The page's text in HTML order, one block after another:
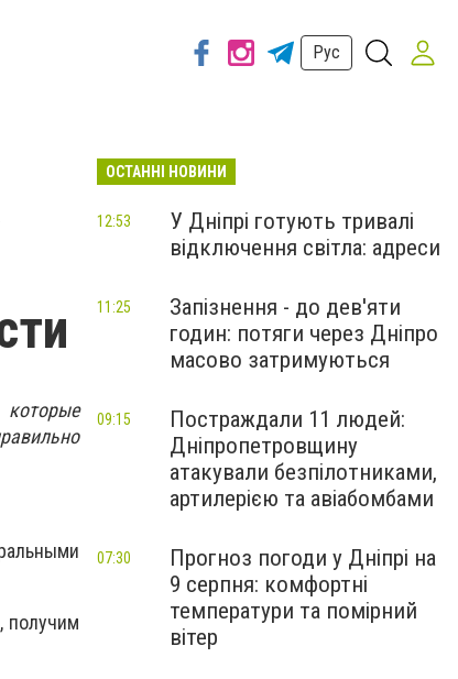
Рус
которые
получим
ОСТАННІ НОВИНИ
У Дніпрі готують тривалі
відключення світла: адреси
12:53
Запізнення - до дев'яти
годин: потяги через Дніпро
масово затримуються
11:25
Постраждали 11 людей:
Дніпропетровщину
атакували безпілотниками,
артилерією та авіабомбами
09:15
Прогноз погоди у Дніпрі на
9 серпня: комфортні
температури та помірний
вітер
07:30